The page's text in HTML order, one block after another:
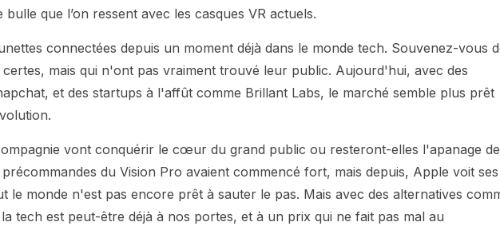
que l’on ressent avec les casques VR actuels.
connectées depuis un moment déjà dans le monde tech. Souvenez-vous
certes, mais qui n'ont pas vraiment trouvé leur public. Aujourd'hui, avec des
et des startups à l'affût comme Brillant Labs, le marché semble plus prêt
vont conquérir le cœur du grand public ou resteront-elles l'apanage
du Vision Pro avaient commencé fort, mais depuis, Apple voit ses
le monde n'est pas encore prêt à sauter le pas. Mais avec des alternatives
tech est peut-être déjà à nos portes, et à un prix qui ne fait pas mal au